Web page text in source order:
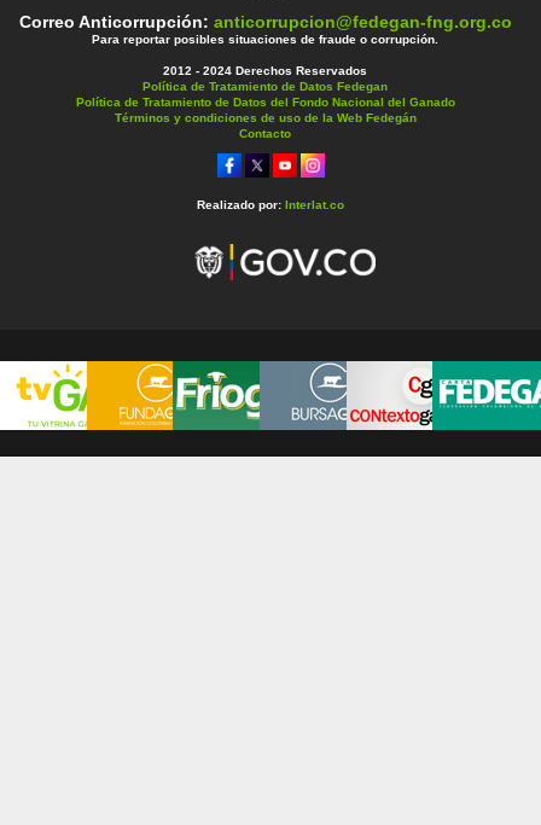
Correo Anticorrupción: anticorrupcion@fedegan-fng.org.co
Para reportar posibles situaciones de fraude o corrupción.
2012 - 2024 Derechos Reservados
Política de Tratamiento de Datos Fedegan
Política de Tratamiento de Datos del Fondo Nacional del Ganado
Términos y condiciones de uso de la Web Fedegán
Contacto
Realizado por: Interlat.co